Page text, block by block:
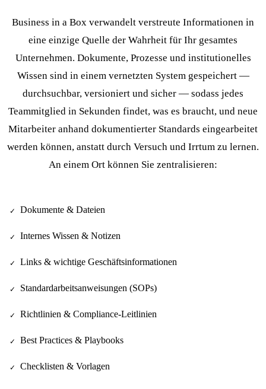
Business in a Box verwandelt verstreute Informationen in
eine einzige Quelle der Wahrheit für Ihr gesamtes
Unternehmen. Dokumente, Prozesse und institutionelles
Wissen sind in einem vernetzten System gespeichert —
durchsuchbar, versioniert und sicher — sodass jedes
Teammitglied in Sekunden findet, was es braucht, und neue
Mitarbeiter anhand dokumentierter Standards eingearbeitet
werden können, anstatt durch Versuch und Irrtum zu lernen.
An einem Ort können Sie zentralisieren:
✓ Dokumente & Dateien
✓ Internes Wissen & Notizen
✓ Links & wichtige Geschäftsinformationen
✓ Standardarbeitsanweisungen (SOPs)
✓ Richtlinien & Compliance-Leitlinien
✓ Best Practices & Playbooks
✓ Checklisten & Vorlagen